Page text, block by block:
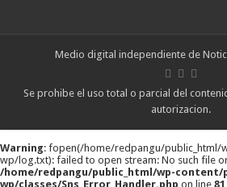
Medio digital independiente de
Se prohibe el uso total o parcial del
autorizacion.
Warning: fopen(/home/redpangu/public_html/
wp/log.txt): failed to open stream: No such file
/home/redpangu/public_html/wp-content/
wp/classes/Sns_Error_Handler.php on line 81